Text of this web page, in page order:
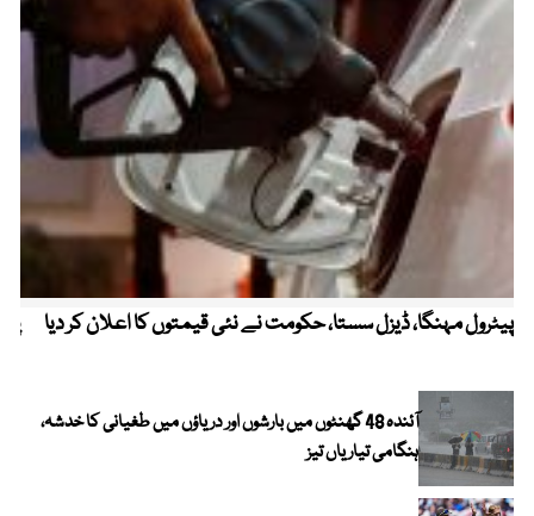
پیٹرول مہنگا، ڈیزل سستا، حکومت نے نئی قیمتوں کا اعلان کر دیا
آئندہ 48 گھنٹوں میں بارشوں اور دریاؤں میں طغیانی کا خدشہ،
ہنگامی تیاریاں تیز